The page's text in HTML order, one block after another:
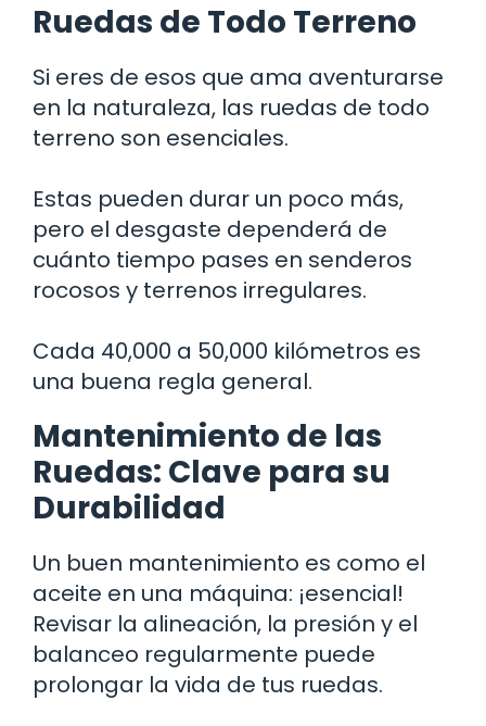
Ruedas de Todo Terreno
Si eres de esos que ama aventurarse
en la naturaleza, las ruedas de todo
terreno son esenciales.
Estas pueden durar un poco más,
pero el desgaste dependerá de
cuánto tiempo pases en senderos
rocosos y terrenos irregulares.
Cada 40,000 a 50,000 kilómetros es
una buena regla general.
Mantenimiento de las
Ruedas: Clave para su
Durabilidad
Un buen mantenimiento es como el
aceite en una máquina: ¡esencial!
Revisar la alineación, la presión y el
balanceo regularmente puede
prolongar la vida de tus ruedas.